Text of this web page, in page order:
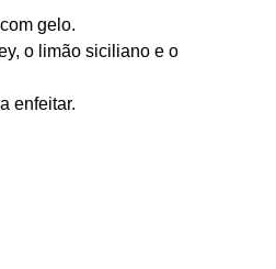
gelo.
o limão siciliano e o
enfeitar.